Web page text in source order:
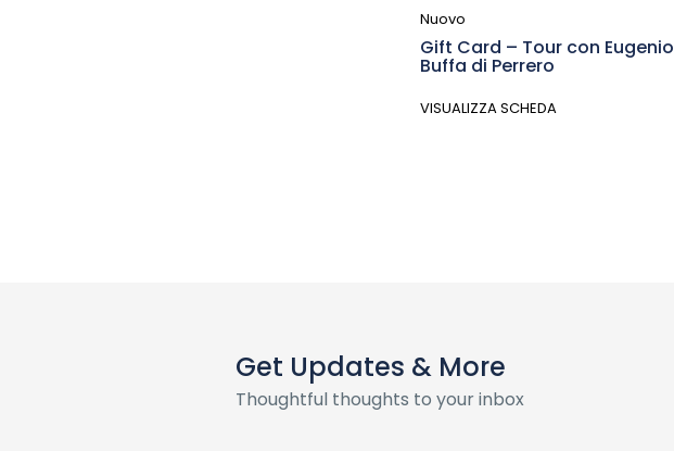
Nuovo
Gift Card – Tour con Eugenio
Buffa di Perrero
VISUALIZZA SCHEDA
Get Updates & More
Thoughtful thoughts to your inbox